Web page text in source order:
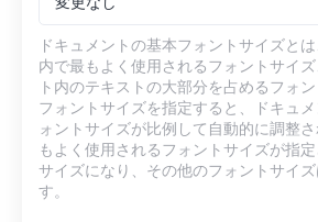
変更なし
ドキュメントの基本フォントサイズと
内で最もよく使用されるフォントサイ
ト内のテキストの大部分を占めるフォ
フォントサイズを指定すると、ドキュ
ォントサイズが比例して自動的に調整
もよく使用されるフォントサイズが指
サイズになり、その他のフォントサイ
す。